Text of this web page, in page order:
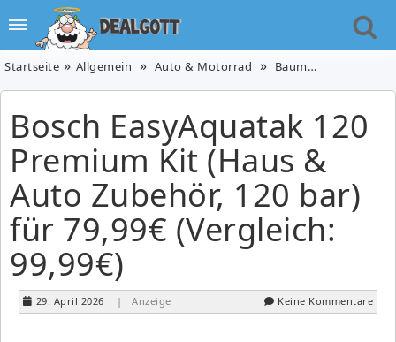
Startseite Allgemein Auto & Motorrad Baumarkt
Bosch EasyAquatak 120
Premium Kit (Haus &
Auto Zubehör, 120 bar)
für 79,99€ (Vergleich:
99,99€)
29. April 2026 | Anzeige Keine Kommentare